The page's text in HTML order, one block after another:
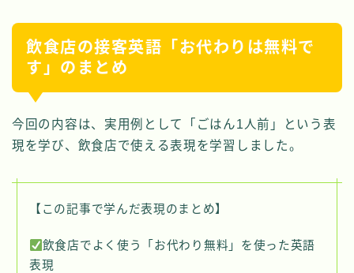
飲食店の接客英語「お代わりは無料で
す」のまとめ
今回の内容は、実用例として「ごはん1人前」という表
現を学び、飲食店で使える表現を学習しました。
【この記事で学んだ表現のまとめ】
飲食店でよく使う「お代わり無料」を使った英語
表現